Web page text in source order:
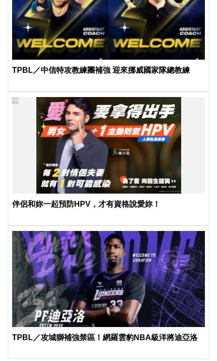
TPBL／中信特攻教練團補強 迎來挪威國家隊總教練
伴侶和妳一起預防HPV，才有資格說愛妳！
PR
TPBL／攻城獅補強禁區！網羅雲豹NBA級洋將迪亞洛